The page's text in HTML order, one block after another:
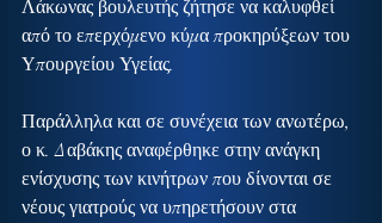
Λάκωνας βουλευτής ζήτησε να καλυφθεί
από το επερχόμενο κύμα προκηρύξεων του
Υπουργείου Υγείας.
Παράλληλα και σε συνέχεια των ανωτέρω,
ο κ. Δαβάκης αναφέρθηκε στην ανάγκη
ενίσχυσης των κινήτρων που δίνονται σε
νέους γιατρούς να υπηρετήσουν στα